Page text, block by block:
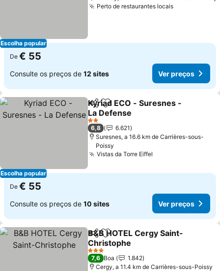
Escolha popular
Perto de restaurantes locais
De € 55
Consulte os preços de 12 sites Ver preços
Escolha popular
PartilharAdicionar aos favoritos
Kyriad ECO - Suresnes -
La Defense
2 Estrelas
6,8
6.621
Suresnes, a 16.6 km de Carrières-sous-
Poissy
Vistas da Torre Eiffel
De € 55
Consulte os preços de 10 sites Ver preços
PartilharAdicionar aos favoritos
B&B HOTEL Cergy Saint-
Christophe
3 Estrelas
7,6 Boa
1.842
Cergy, a 11.4 km de Carrières-sous-Poissy